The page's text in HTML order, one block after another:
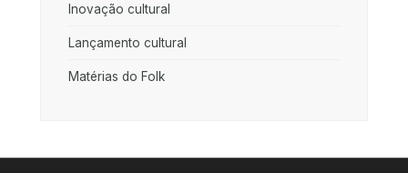
Inovação cultural
Lançamento cultural
Matérias do Folk